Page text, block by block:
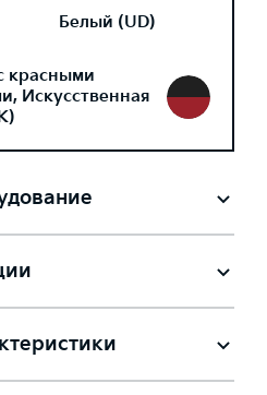
Белый (UD)
красными
Искусственная